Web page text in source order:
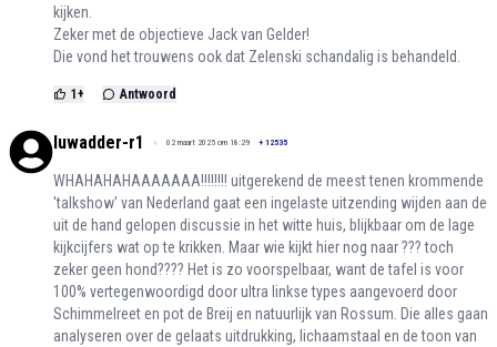
kijken.
Zeker met de objectieve Jack van Gelder!
Die vond het trouwens ook dat Zelenski schandalig is behandeld.
1+ Antwoord
luwadder-r1 02 maart 2025 om 18:29 + 12535
WHAHAHAHAAAAAAA!!!!!!!! uitgerekend de meest tenen krommende
'talkshow' van Nederland gaat een ingelaste uitzending wijden aan de
uit de hand gelopen discussie in het witte huis, blijkbaar om de lage
kijkcijfers wat op te krikken. Maar wie kijkt hier nog naar ??? toch
zeker geen hond???? Het is zo voorspelbaar, want de tafel is voor
100% vertegenwoordigd door ultra linkse types aangevoerd door
Schimmelreet en pot de Breij en natuurlijk van Rossum. Die alles gaan
analyseren over de gelaats uitdrukking, lichaamstaal en de toon van